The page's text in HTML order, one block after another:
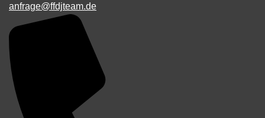
anfrage@ffdjteam.de